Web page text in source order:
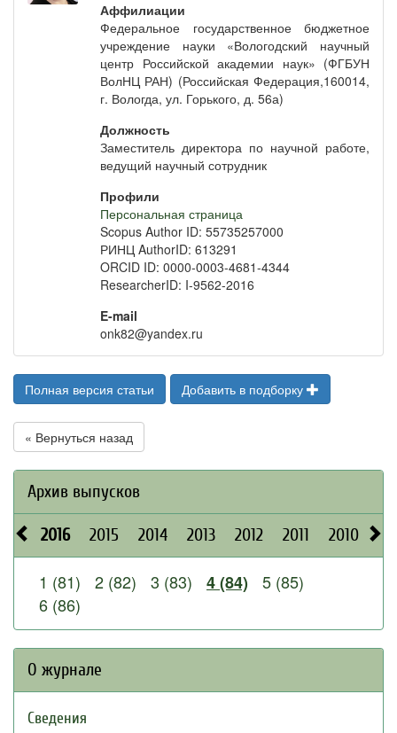
Аффилиации
Федеральное государственное бюджетное
учреждение науки «Вологодский научный
центр Российской академии наук» (ФГБУН
ВолНЦ РАН) (Российская Федерация,160014,
г. Вологда, ул. Горького, д. 56а)
Должность
Заместитель директора по научной работе,
ведущий научный сотрудник
Профили
Персональная страница
Scopus Author ID: 55735257000
РИНЦ AuthorID: 613291
ORCID ID: 0000-0003-4681-4344
ResearcherID: I-9562-2016
E-mail
onk82@yandex.ru
Полная версия статьи Добавить в подборку
« Вернуться назад
Архив выпусков
2016 2015 2014 2013 2012 2011 2010
1 (81) 2 (82) 3 (83) 4 (84)
5 (85)
6 (86)
О журнале
Сведения